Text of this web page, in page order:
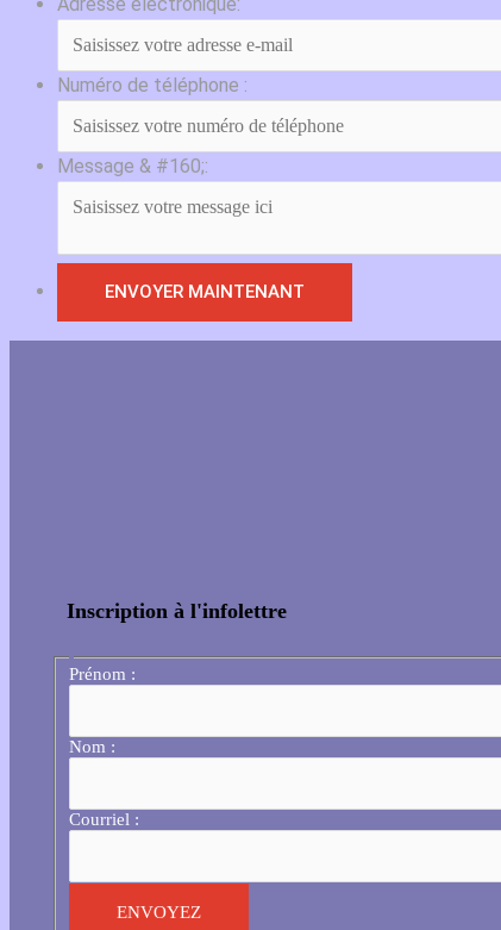
Adresse électronique:
Numéro de téléphone :
Message & #160;:
Inscription à l'infolettre
Prénom :
Nom :
Courriel :